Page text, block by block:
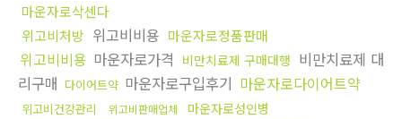
마운자로삭센다
위고비처방 위고비비용 마운자로정품판매
위고비비용 마운자로가격 비만치료제 구매대행 비만치료제 대
리구매 다이어트약 마운자로구입후기 마운자로다이어트약
위고비건강관리 위고비판매업체 마운자로성인병